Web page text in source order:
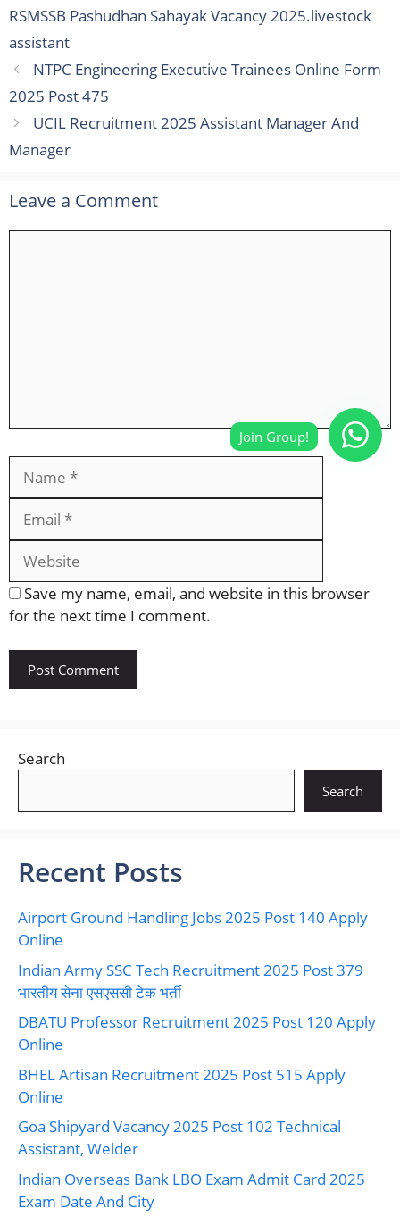
RSMSSB Pashudhan Sahayak Vacancy 2025.livestock
assistant
NTPC Engineering Executive Trainees Online Form
2025 Post 475
UCIL Recruitment 2025 Assistant Manager And
Manager
Leave a Comment
Email
Save my name, email, and website in this browser
for the next time I comment.
Search
Search
Recent Posts
Airport Ground Handling Jobs 2025 Post 140 Apply
Online
Indian Army SSC Tech Recruitment 2025 Post 379
भारतीय सेना एसएससी टेक भर्ती
DBATU Professor Recruitment 2025 Post 120 Apply
Online
BHEL Artisan Recruitment 2025 Post 515 Apply
Online
Goa Shipyard Vacancy 2025 Post 102 Technical
Assistant, Welder
Indian Overseas Bank LBO Exam Admit Card 2025
Exam Date And City